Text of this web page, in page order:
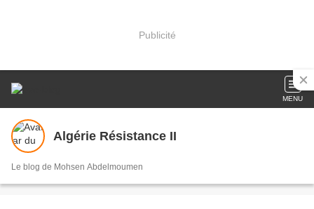
Publicité
MENU
Algérie Résistance II
Le blog de Mohsen Abdelmoumen